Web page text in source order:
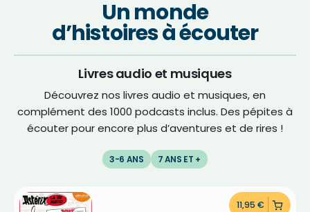
Un monde
d’histoires à écouter
Livres audio et musiques
Découvrez nos livres audio et musiques, en
complément des 1000 podcasts inclus. Des pépites à
écouter pour encore plus d’aventures et de rires !
3-6 ANS 7 ANS ET +
11,95 €